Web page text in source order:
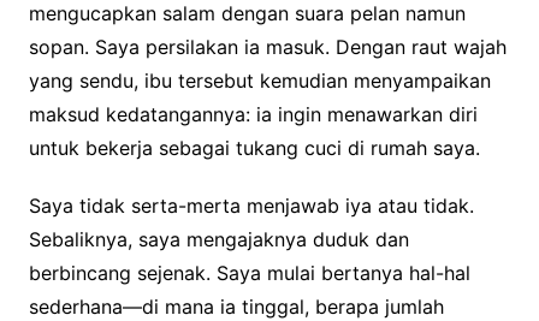
mengucapkan salam dengan suara pelan namun
sopan. Saya persilakan ia masuk. Dengan raut wajah
yang sendu, ibu tersebut kemudian menyampaikan
maksud kedatangannya: ia ingin menawarkan diri
untuk bekerja sebagai tukang cuci di rumah saya.
Saya tidak serta-merta menjawab iya atau tidak.
Sebaliknya, saya mengajaknya duduk dan
berbincang sejenak. Saya mulai bertanya hal-hal
sederhana—di mana ia tinggal, berapa jumlah